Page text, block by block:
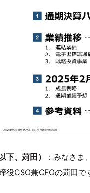
下、苅田）
：みなさま
役CSO兼CFOの苅田